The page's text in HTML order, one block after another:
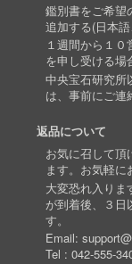
鑑別書をご希望
追加する(日本
１週間から１
を申し受ける場
中央宝石研究所
は、事前にご連
返品について
お気に召して頂
ます。お気軽に
大変恐れ入りま
が到着後、３日
す。
Email:
Tel : 042-555-